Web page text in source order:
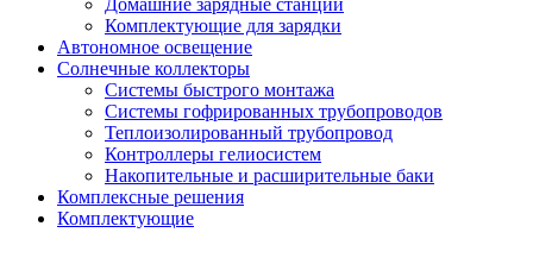
Комплектующие для зарядки
Автономное освещение
Солнечные коллекторы
Системы быстрого монтажа
Системы гофрированных трубопроводов
Теплоизолированный трубопровод
Контроллеры гелиосистем
Накопительные и расширительные баки
Комплексные решения
Комплектующие